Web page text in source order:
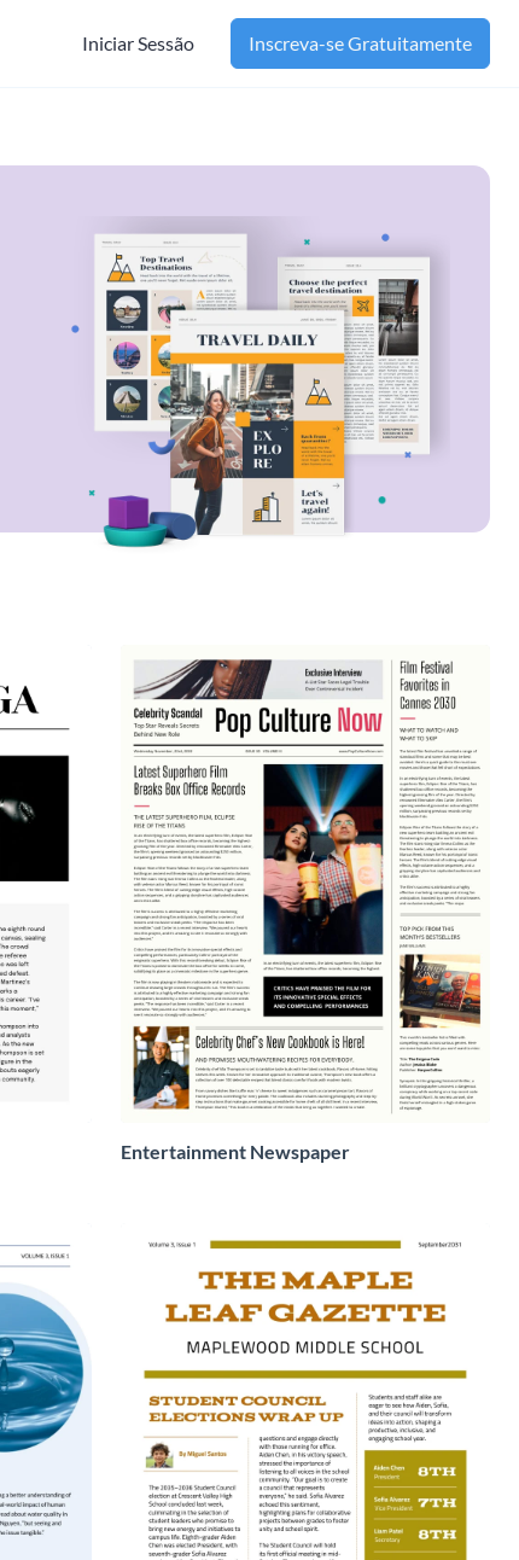
Iniciar Sessão Inscreva-se Gratuitamente
Entertainment Newspaper